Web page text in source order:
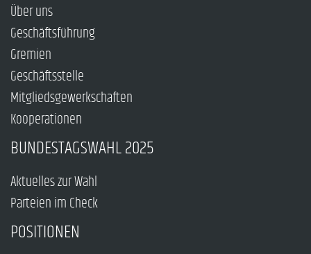
Über uns
Geschäftsführung
Gremien
Geschäftsstelle
Mitgliedsgewerkschaften
Kooperationen
BUNDESTAGSWAHL 2025
Aktuelles zur Wahl
Parteien im Check
POSITIONEN